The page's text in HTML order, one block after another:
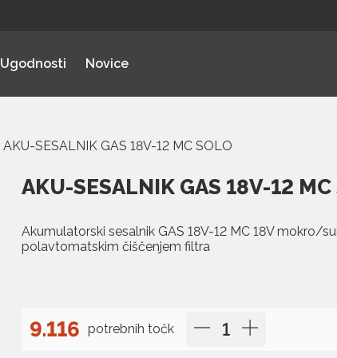
Ugodnosti Novice
AKU-SESALNIK GAS 18V-12 MC SOLO
AKU-SESALNIK GAS 18V-12 MC
Akumulatorski sesalnik GAS 18V-12 MC 18V mokro/
polavtomatskim čiščenjem filtra
9.116 potrebnih točk